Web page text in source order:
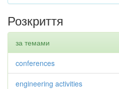
Розкриття
за темами
conferences
engineering activities